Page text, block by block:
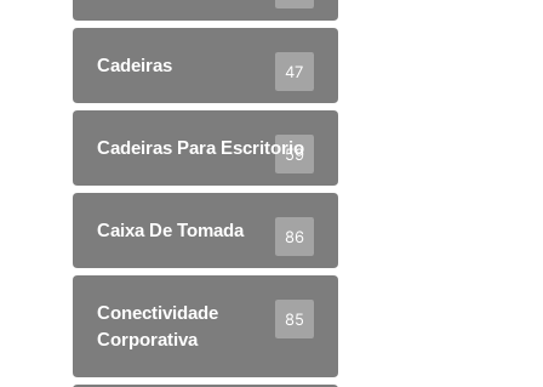
Cadeiras 47
Cadeiras Para Escritorio
59
Caixa De Tomada 86
Conectividade
Corporativa
85